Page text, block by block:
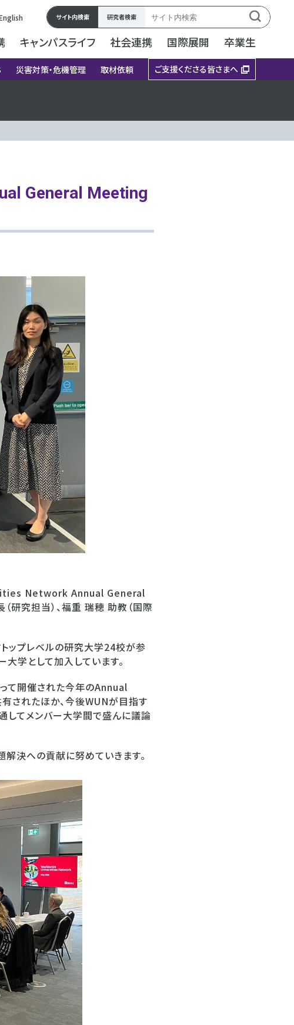
サイト内検索 研究者検索
キャンパスライフ 社会連携 国際展開 卒業生
災害対策・危機管理 取材依頼 ご支援くださる皆さまへ
General Meeting
Network Annual General
研究担当）、福重 瑞穂 助教（国際
プレベルの研究大学24校が参
学として加入しています。
て開催された今年のAnnual
されたほか、今後WUNが目指す
してメンバー大学間で盛んに議論
決への貢献に努めていきます。